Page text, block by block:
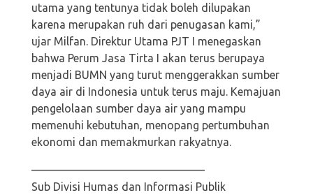
utama yang tentunya tidak boleh dilupakan
karena merupakan ruh dari penugasan kami,”
ujar Milfan. Direktur Utama PJT I menegaskan
bahwa Perum Jasa Tirta I akan terus berupaya
menjadi BUMN yang turut menggerakkan sumber
daya air di Indonesia untuk terus maju. Kemajuan
pengelolaan sumber daya air yang mampu
memenuhi kebutuhan, menopang pertumbuhan
ekonomi dan memakmurkan rakyatnya.
———————————————–
Sub Divisi Humas dan Informasi Publik